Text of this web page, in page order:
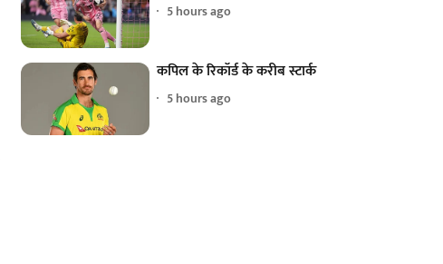
5 hours ago
कपिल के रिकॉर्ड के करीब स्टार्क
5 hours ago